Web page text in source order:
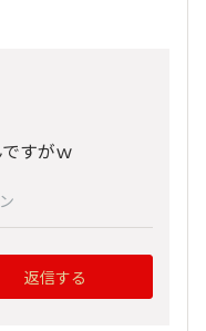
すがｗ
返信する